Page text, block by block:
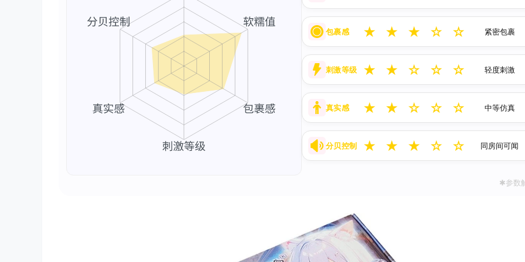
包裹感 ★ ★ ★ ☆ ☆ 紧密包裹
刺激等级 ★ ★ ☆ ☆ ☆ 轻度刺激
真实感 ★ ★ ☆ ☆ ☆ 中等仿真
分贝控制 ★ ★ ★ ☆ ☆ 同房间可闻
✱参数